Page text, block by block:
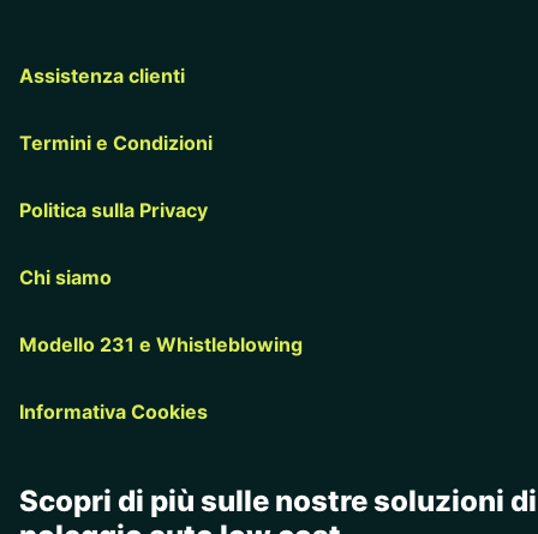
Assistenza clienti
Termini e Condizioni
Politica sulla Privacy
Chi siamo
Modello 231 e Whistleblowing
Informativa Cookies
Scopri di più sulle nostre soluzioni di